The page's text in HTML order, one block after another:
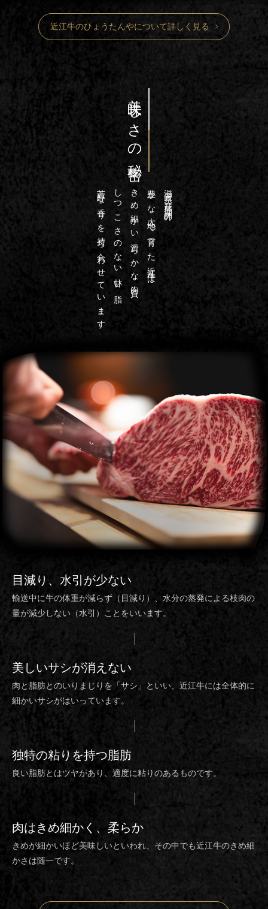
近江牛のひょうたんやについて詳しく見る
美味しさの秘密
滋賀県・琵琶湖畔の
豊かな大地で育った近江牛は
きめ細かい滑らかな肉質、
しつこさのない甘い脂
芳醇な香りを持ち合わせています
目減り、水引 が少ない
輸送中に牛の体重が減らず（目減り）、水分の蒸発による枝肉の
量が減少しない（水引）ことをいいます。
美しいサシが消えない
肉と脂肪とのいりまじりを「サシ」といい、近江牛には全体的に
細かいサシがはいっています。
独特の粘り を持つ脂肪
良い脂肪とはツヤがあり、適度に粘りのあるものです。
肉は きめ細かく、柔らか
きめが細かいほど美味しいといわれ、その中でも近江牛のきめ細
かさは随一です。